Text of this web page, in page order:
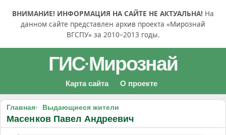
ВНИМАНИЕ! ИНФОРМАЦИЯ НА САЙТЕ НЕ АКТУАЛЬНА! На
данном сайте представлен архив проекта «Мирознай
ВГСПУ» за 2010–2013 годы.
ГИС·Мирознай
Карта сайта О проекте
Главная Выдающиеся жители
Масенков Павел Андреевич